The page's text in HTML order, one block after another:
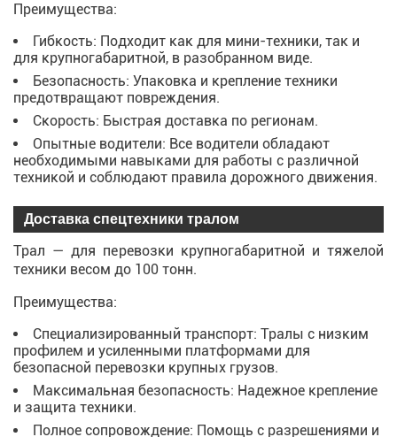
Преимущества:
Гибкость: Подходит как для мини-техники, так и
для крупногабаритной, в разобранном виде.
Безопасность: Упаковка и крепление техники
предотвращают повреждения.
Скорость: Быстрая доставка по регионам.
Опытные водители: Все водители обладают
необходимыми навыками для работы с различной
техникой и соблюдают правила дорожного движения.
Доставка спецтехники тралом
Трал — для перевозки крупногабаритной и тяжелой
техники весом до 100 тонн.
Преимущества:
Специализированный транспорт: Тралы с низким
профилем и усиленными платформами для
безопасной перевозки крупных грузов.
Максимальная безопасность: Надежное крепление
и защита техники.
Полное сопровождение: Помощь с разрешениями и